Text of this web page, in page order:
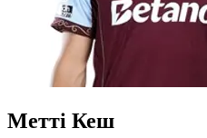
Метті Кеш